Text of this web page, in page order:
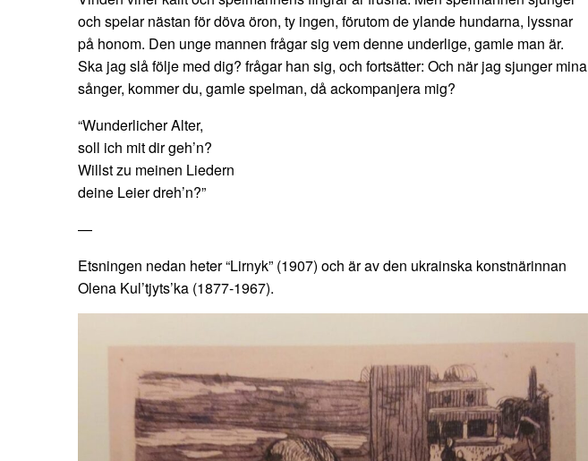
och spelar nästan för döva öron, ty ingen, förutom de ylande hundarna, lyssnar
på honom. Den unge mannen frågar sig vem denne underlige, gamle man är.
Ska jag slå följe med dig? frågar han sig, och fortsätter: Och när jag sjunger mina
sånger, kommer du, gamle spelman, då ackompanjera mig?
“Wunderlicher Alter,
soll ich mit dir geh’n?
Willst zu meinen Liedern
deine Leier dreh’n?”
—
Etsningen nedan heter “Lirnyk” (1907) och är av den ukrainska konstnärinnan
Olena Kul’tjyts’ka (1877-1967).